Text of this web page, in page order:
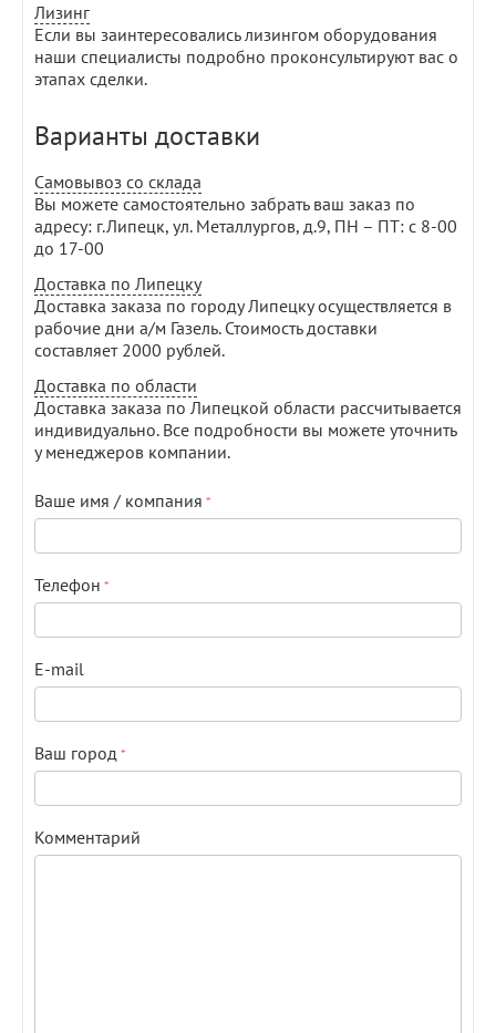
Лизинг
Если вы заинтересовались лизингом оборудования
наши специалисты подробно проконсультируют вас о
этапах сделки.
Варианты доставки
Самовывоз со склада
Вы можете самостоятельно забрать ваш заказ по
адресу: г.Липецк, ул. Металлургов, д.9, ПН – ПТ: с 8-00
до 17-00
Доставка по Липецку
Доставка заказа по городу Липецку осуществляется в
рабочие дни а/м Газель. Стоимость доставки
составляет 2000 рублей.
Доставка по области
Доставка заказа по Липецкой области рассчитывается
индивидуально. Все подробности вы можете уточнить
у менеджеров компании.
Ваше имя / компания
Телефон
E-mail
Ваш город
Комментарий